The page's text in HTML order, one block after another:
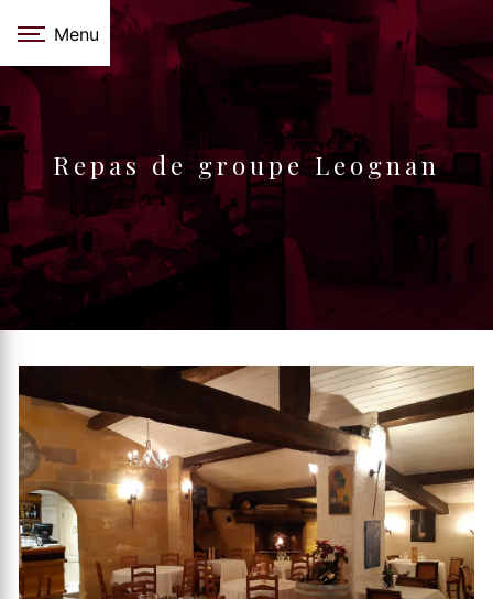
Menu
Repas de groupe Leognan
Panneau de gestion des cookies